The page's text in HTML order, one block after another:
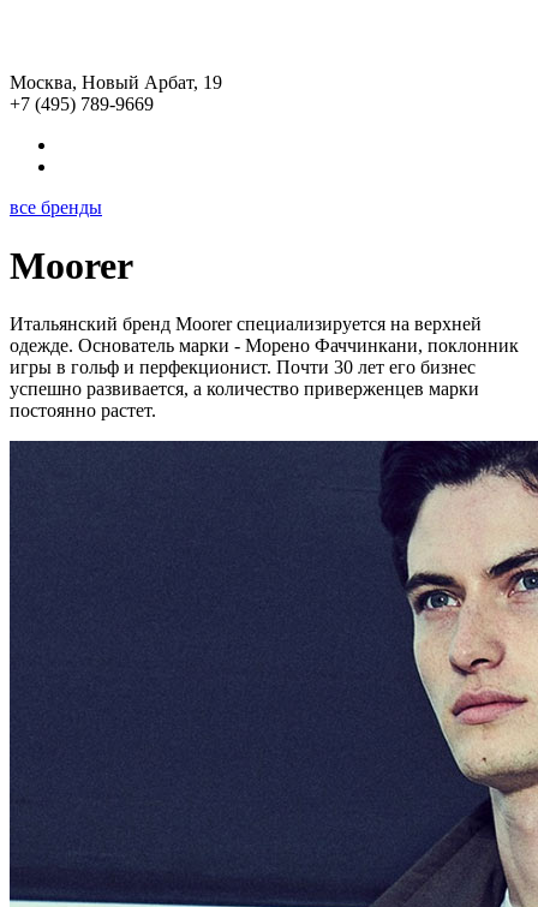
Москва, Новый Арбат, 19
+7 (495) 789-9669
все бренды
Moorer
Итальянский бренд Moorer специализируется на верхней
одежде. Основатель марки - Морено Фаччинкани, поклонник
игры в гольф и перфекционист. Почти 30 лет его бизнес
успешно развивается, а количество приверженцев марки
постоянно растет.